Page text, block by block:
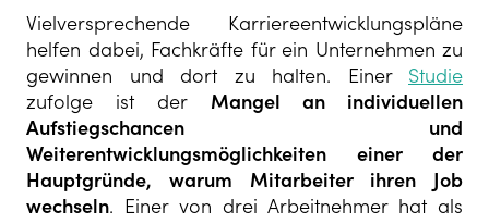
Vielversprechende Karriereentwicklungspläne
helfen dabei, Fachkräfte für ein Unternehmen zu
gewinnen und dort zu halten. Einer Studie
zufolge ist der Mangel an individuellen
Aufstiegschancen und
Weiterentwicklungsmöglichkeiten einer der
Hauptgründe, warum Mitarbeiter ihren Job
wechseln. Einer von drei Arbeitnehmer hat als